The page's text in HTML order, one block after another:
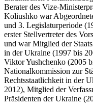
Berater des Vize-
Koliushko war
und 3. Legislaturperiode
erster Stellvertreter des
und war Mitglied der
in der Ukraine (1997 bis
Viktor Yushchenko (2005
Nationalkommission zur
Rechtsstaatlichkeit in der
2012), Mitglied der
Präsidenten der Ukraine